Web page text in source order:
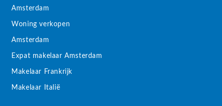
Amsterdam
Woning verkopen
Amsterdam
Expat makelaar Amsterdam
Makelaar Frankrijk
Makelaar Italië